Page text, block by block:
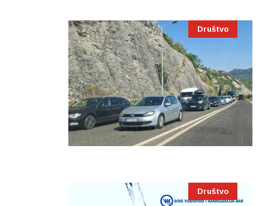
Društvo
Društvo